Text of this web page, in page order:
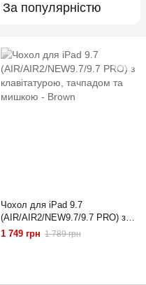
За популярністю
Чохол для iPad 9.7
(AIR/AIR2/NEW9.7/9.7 PRO) з
клавітатурою, тачпадом та
1 749 грн 1 789 грн